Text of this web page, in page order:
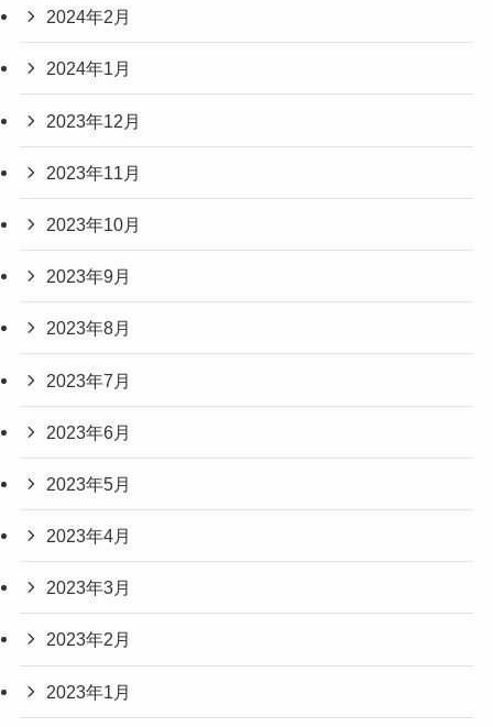
2024年2月
2024年1月
2023年12月
2023年11月
2023年10月
2023年9月
2023年8月
2023年7月
2023年6月
2023年5月
2023年4月
2023年3月
2023年2月
2023年1月